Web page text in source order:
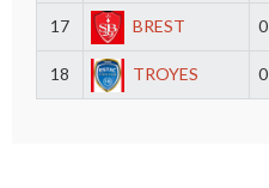
17 BREST 0
18 TROYES 0